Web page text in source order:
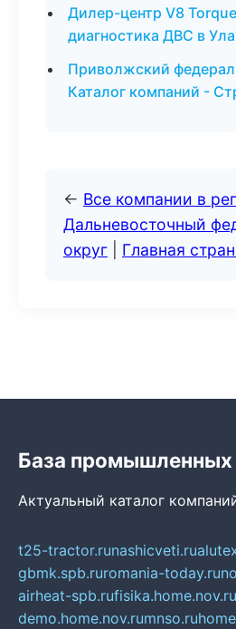
Дилер-центр V8
диагностика ДВС в
Приволжский
Каталог компаний -
← Все компании в
Дальневосточный
округ
Главная
База промышленных
Актуальный каталог
t25-tractor.runashicveti.ru
gbmk.spb.ruromania-today.ru
airheat-spb.rufisika.home.nov.ru
demo.home.nov.rumnso.ru